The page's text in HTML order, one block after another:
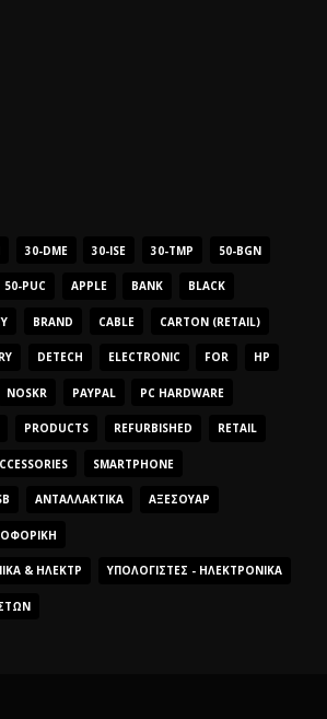
30-DME 30-ISE 30-TMP 50-BGN
50-PUC APPLE BANK BLACK
BRAND CABLE CARTON (RETAIL)
DETECH ELECTRONIC FOR HP
NOSKR PAYPAL PC HARDWARE
PRODUCTS REFURBISHED RETAIL
SMARTPHONE
ΑΝΤΑΛΛΑΚΤΙΚΆ ΑΞΕΣΟΥΆΡ
& ΗΛΕΚΤΡ ΥΠΟΛΟΓΙΣΤΈΣ - ΗΛΕΚΤΡΟΝΙΚΆ